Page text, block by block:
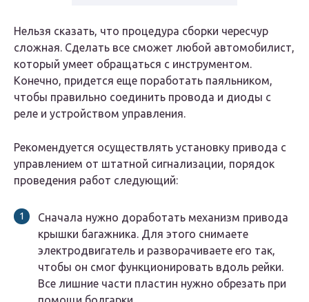
Нельзя сказать, что процедура сборки чересчур
сложная. Сделать все сможет любой автомобилист,
который умеет обращаться с инструментом.
Конечно, придется еще поработать паяльником,
чтобы правильно соединить провода и диоды с
реле и устройством управления.
Рекомендуется осуществлять установку привода с
управлением от штатной сигнализации, порядок
проведения работ следующий:
Сначала нужно доработать механизм привода
крышки багажника. Для этого снимаете
электродвигатель и разворачиваете его так,
чтобы он смог функционировать вдоль рейки.
Все лишние части пластин нужно обрезать при